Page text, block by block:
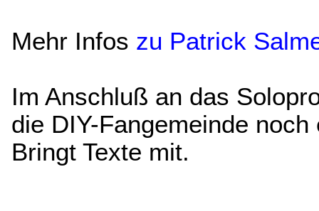
Mehr Infos zu Patrick
Im Anschluß an das
die DIY-Fangemeinde
Bringt Texte mit.